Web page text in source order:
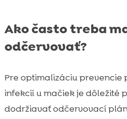
Ako často treba
odčervovať?
Pre optimalizáciu
infekcií u mačiek je dôležité
dodržiavať odčervovací